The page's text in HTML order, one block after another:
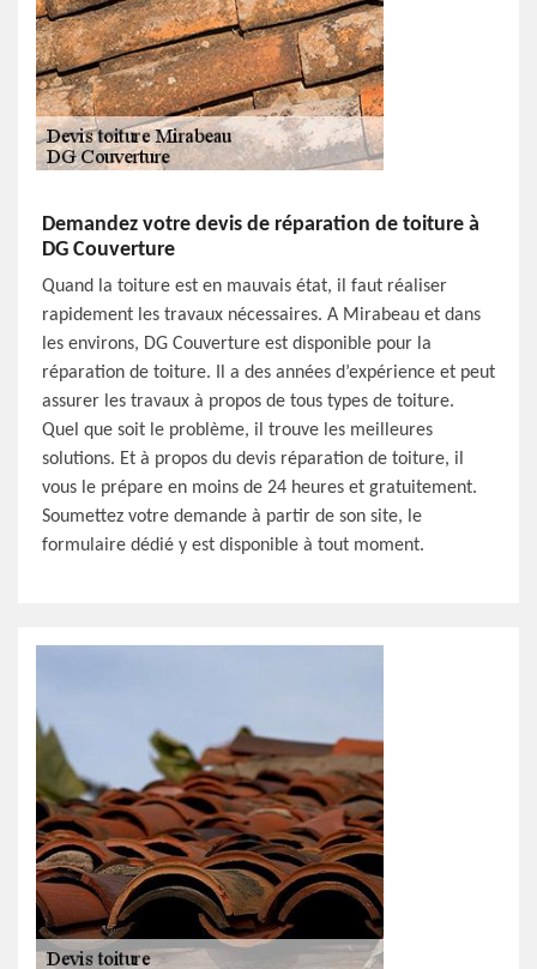
Demandez votre devis de réparation de toiture à
DG Couverture
Quand la toiture est en mauvais état, il faut réaliser
rapidement les travaux nécessaires. A Mirabeau et dans
les environs, DG Couverture est disponible pour la
réparation de toiture. Il a des années d’expérience et peut
assurer les travaux à propos de tous types de toiture.
Quel que soit le problème, il trouve les meilleures
solutions. Et à propos du devis réparation de toiture, il
vous le prépare en moins de 24 heures et gratuitement.
Soumettez votre demande à partir de son site, le
formulaire dédié y est disponible à tout moment.